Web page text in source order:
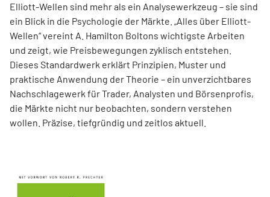
Elliott-Wellen sind mehr als ein Analysewerkzeug – sie sind
ein Blick in die Psychologie der Märkte. „Alles über Elliott-
Wellen“ vereint A. Hamilton Boltons wichtigste Arbeiten
und zeigt, wie Preisbewegungen zyklisch entstehen.
Dieses Standardwerk erklärt Prinzipien, Muster und
praktische Anwendung der Theorie – ein unverzichtbares
Nachschlagewerk für Trader, Analysten und Börsenprofis,
die Märkte nicht nur beobachten, sondern verstehen
wollen. Präzise, tiefgründig und zeitlos aktuell.